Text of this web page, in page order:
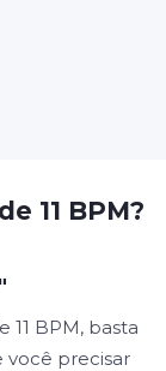
11 BPM?
11 BPM, basta
você precisar